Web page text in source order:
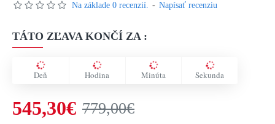
Na základe 0 recenzií. - Napísať recenziu
TÁTO ZĽAVA KONČÍ ZA :
Deň Hodina Minúta Sekunda
545,30€ 779,00€